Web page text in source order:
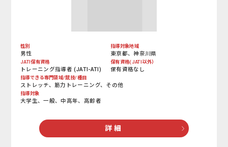
性別
男性
指導対象地域
東京都、神奈川県
JATI保有資格
トレーニング指導者 (JATI-ATI)
保有資格(JATI以外）
保有資格なし
指導できる専門領域/競技/種目
ストレッチ、筋力トレーニング、その他
指導対象
大学生、一般、中高年、高齢者
詳 細